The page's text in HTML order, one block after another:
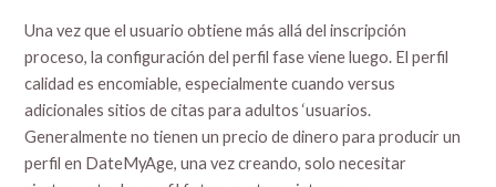
Una vez que el usuario obtiene más allá del inscripción
proceso, la configuración del perfil fase viene luego. El perfil
calidad es encomiable, especialmente cuando versus
adicionales sitios de citas para adultos ‘usuarios.
Generalmente no tienen un precio de dinero para producir un
perfil en DateMyAge, una vez creando, solo necesitar